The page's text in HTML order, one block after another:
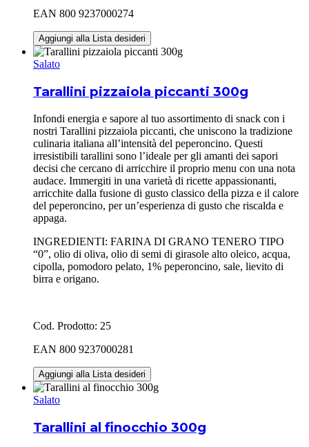
EAN 800 9237000274
Aggiungi alla Lista desideri
Salato
Tarallini pizzaiola piccanti 300g
Infondi energia e sapore al tuo assortimento di snack con i
nostri Tarallini pizzaiola piccanti, che uniscono la tradizione
culinaria italiana all’intensità del peperoncino. Questi
irresistibili tarallini sono l’ideale per gli amanti dei sapori
decisi che cercano di arricchire il proprio menu con una nota
audace. Immergiti in una varietà di ricette appassionanti,
arricchite dalla fusione di gusto classico della pizza e il calore
del peperoncino, per un’esperienza di gusto che riscalda e
appaga.
INGREDIENTI: FARINA DI GRANO TENERO TIPO
“0”, olio di oliva, olio di semi di girasole alto oleico, acqua,
cipolla, pomodoro pelato, 1% peperoncino, sale, lievito di
birra e origano.
Cod. Prodotto: 25
EAN 800 9237000281
Aggiungi alla Lista desideri
Salato
Tarallini al finocchio 300g